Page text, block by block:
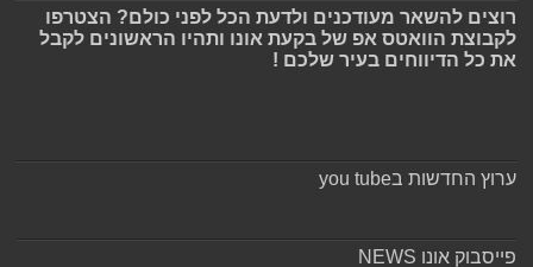
רוצים להשאר מעודכנים ולדעת הכל לפני כולם? הצטרפו
לקבוצת הוואטס אפ של בקעת אונו ותהיו הראשונים לקבל
את כל הדיווחים בעיר שלכם !
ערוץ החדשות בyou tube
פייסבוק אונו NEWS